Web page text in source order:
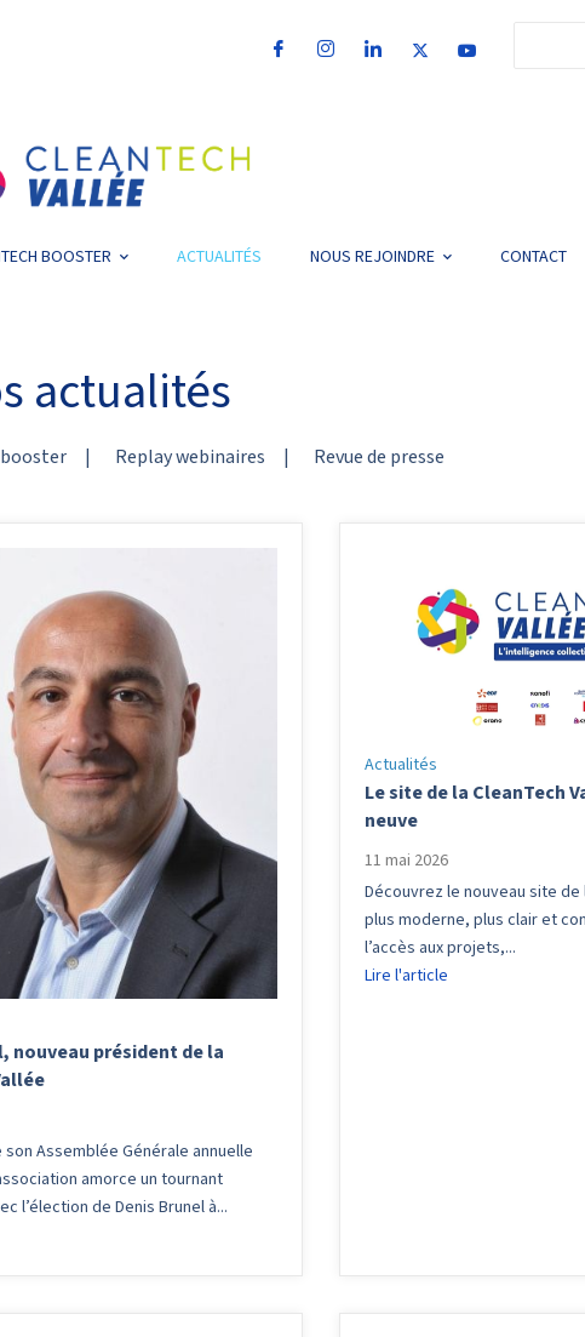
BOOSTER ACTUALITÉS NOUS REJOINDRE CONTACT
actualités
Replay webinaires Revue de presse
nouveau président de la
son Assemblée Générale annuelle
amorce un tournant
l’élection de Denis Brunel à...
Actualités
Le site de la CleanTech
neuve
11 mai 2026
Découvrez le nouveau site de
plus moderne, plus clair et
l’accès aux projets,...
Lire l'article